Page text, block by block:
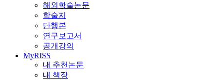
해외학술논문
학술지
단행본
연구보고서
공개강의
MyRISS
내 추천논문
내 책장